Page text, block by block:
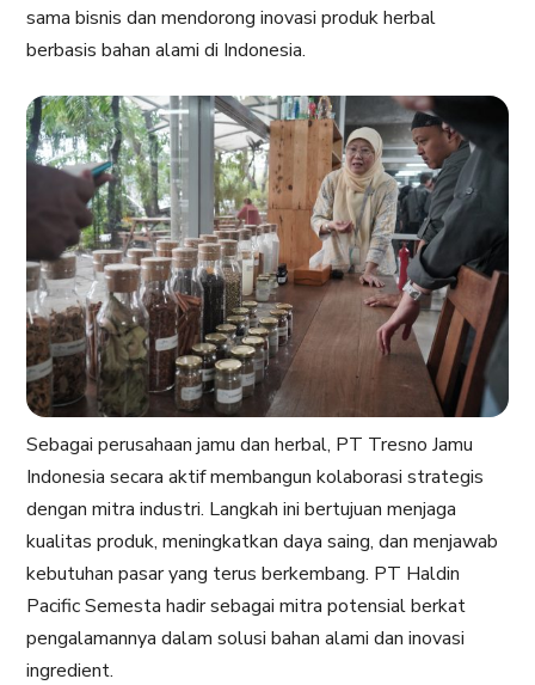
sama bisnis dan mendorong inovasi produk herbal
berbasis bahan alami di Indonesia.
Sebagai perusahaan jamu dan herbal, PT Tresno Jamu
Indonesia secara aktif membangun kolaborasi strategis
dengan mitra industri. Langkah ini bertujuan menjaga
kualitas produk, meningkatkan daya saing, dan menjawab
kebutuhan pasar yang terus berkembang. PT Haldin
Pacific Semesta hadir sebagai mitra potensial berkat
pengalamannya dalam solusi bahan alami dan inovasi
ingredient.